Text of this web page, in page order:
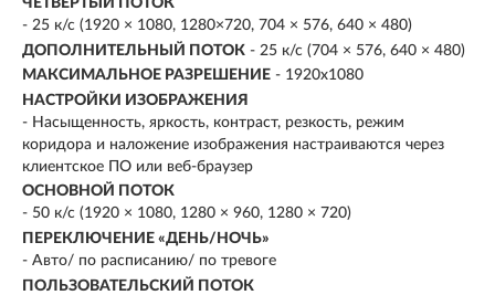
- 25 к/с (1920 × 1080, 1280×720, 704 × 576, 640 × 480)
ДОПОЛНИТЕЛЬНЫЙ ПОТОК - 25 к/с (704 × 576, 640 × 480)
МАКСИМАЛЬНОЕ РАЗРЕШЕНИЕ - 1920х1080
НАСТРОЙКИ ИЗОБРАЖЕНИЯ
- Насыщенность, яркость, контраст, резкость, режим
коридора и наложение изображения настраиваются через
клиентское ПО или веб-браузер
ОСНОВНОЙ ПОТОК
- 50 к/с (1920 × 1080, 1280 × 960, 1280 × 720)
ПЕРЕКЛЮЧЕНИЕ «ДЕНЬ/НОЧЬ»
- Авто/ по расписанию/ по тревоге
ПОЛЬЗОВАТЕЛЬСКИЙ ПОТОК